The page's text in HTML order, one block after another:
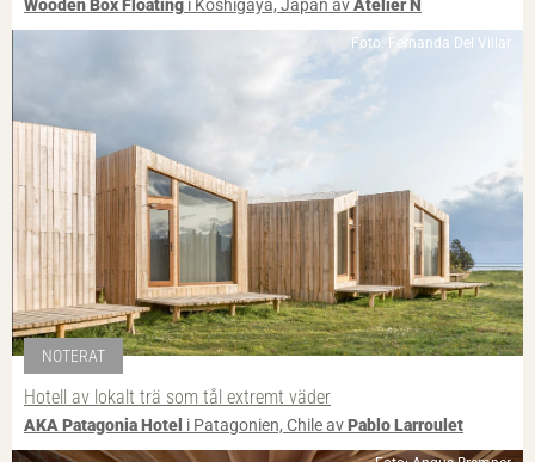
Wooden Box Floating i Koshigaya, Japan avAtelier N
Foto: Fernanda Del Villar
NOTERAT
Hotell av lokalt trä som tål extremt väder
AKA Patagonia Hotel i Patagonien, Chile avPablo Larroulet